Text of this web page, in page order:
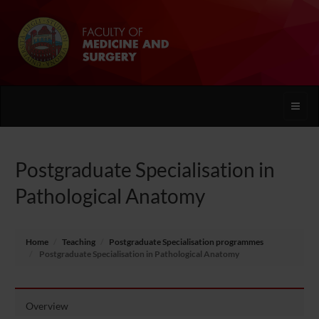
Toggle
Postgraduate Specialisation in
Pathological Anatomy
Home Teaching
Postgraduate Specialisation programmes
Postgraduate Specialisation in Pathological Anatomy
Overview